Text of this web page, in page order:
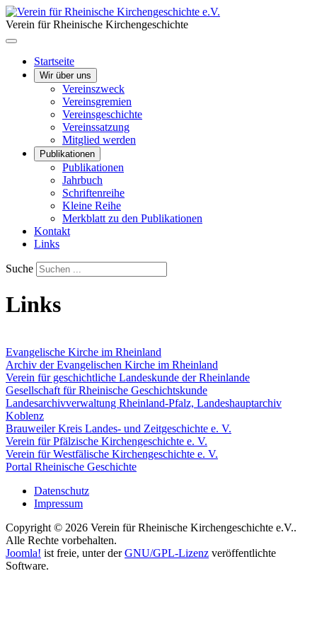
Verein für Rheinische Kirchengeschichte
Startseite
Wir über uns
Vereinszweck
Vereinsgremien
Vereinsgeschichte
Vereinssatzung
Mitglied werden
Publikationen
Publikationen
Jahrbuch
Schriftenreihe
Kleine Reihe
Merkblatt zu den Publikationen
Kontakt
Links
Suche
Links
Evangelische Kirche im Rheinland
Archiv der Evangelischen Kirche im Rheinland
Verein für geschichtliche Landeskunde der Rheinlande
Gesellschaft für Rheinische Geschichtskunde
Landesarchivverwaltung Rheinland-Pfalz, Landeshauptarchiv
Koblenz
Brauweiler Kreis Landes- und Zeitgeschichte e. V.
Verein für Pfälzische Kirchengeschichte e. V.
Verein für Westfälische Kirchengeschichte e. V.
Portal Rheinische Geschichte
Datenschutz
Impressum
Copyright © 2026 Verein für Rheinische Kirchengeschichte e.V..
Alle Rechte vorbehalten.
Joomla! ist freie, unter derGNU/GPL-Lizenz veröffentlichte
Software.